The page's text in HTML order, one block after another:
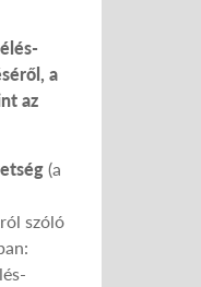
a
az
(a
szóló